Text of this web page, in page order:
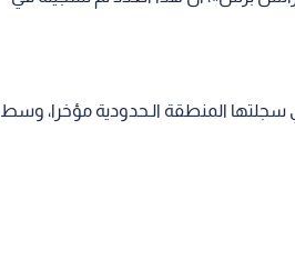
سجلتها المنطقة الـحدودية مؤخرا، وسط